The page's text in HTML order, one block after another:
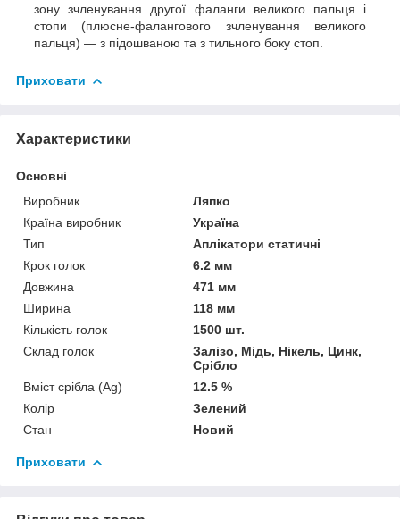
зону зчленування другої фаланги великого пальця і
стопи (плюсне-фалангового зчленування великого
пальця) — з підошваною та з тильного боку стоп.
Приховати
Характеристики
Основні
Виробник
Ляпко
Країна виробник
Україна
Тип
Аплікатори статичні
Крок голок
6.2 мм
Довжина
471 мм
Ширина
118 мм
Кількість голок
1500 шт.
Склад голок
Залізо, Мідь, Нікель, Цинк,
Срібло
Вміст срібла (Ag)
12.5 %
Колір
Зелений
Стан
Новий
Приховати